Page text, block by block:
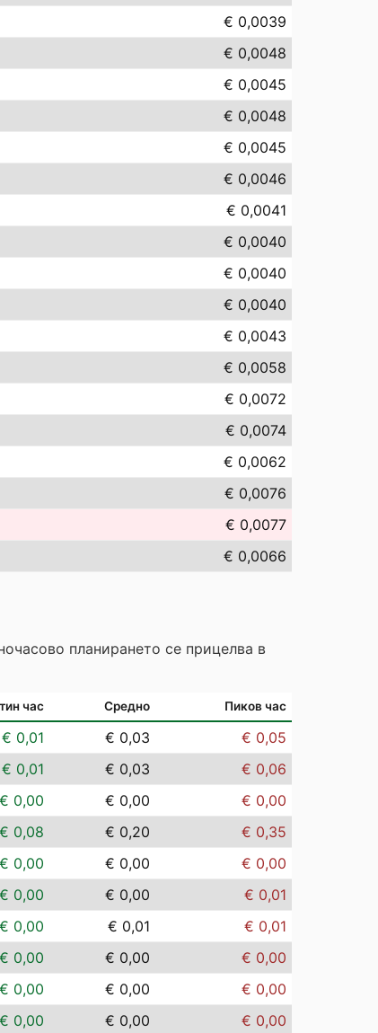
€ 0,0039
€ 0,0048
€ 0,0045
€ 0,0048
€ 0,0045
€ 0,0046
€ 0,0041
€ 0,0040
€ 0,0040
€ 0,0040
€ 0,0043
€ 0,0058
€ 0,0072
€ 0,0074
€ 0,0062
€ 0,0076
€ 0,0077
€ 0,0066
планирането се прицелва в
час Средно Пиков час
€ 0,01 € 0,03
€ 0,05
€ 0,01 € 0,03
€ 0,06
€ 0,00 € 0,00
€ 0,00
€ 0,08 € 0,20
€ 0,35
€ 0,00 € 0,00
€ 0,00
€ 0,00 € 0,00
€ 0,01
€ 0,00 € 0,01
€ 0,01
€ 0,00 € 0,00
€ 0,00
€ 0,00 € 0,00
€ 0,00
€ 0,00 € 0,00 € 0,00